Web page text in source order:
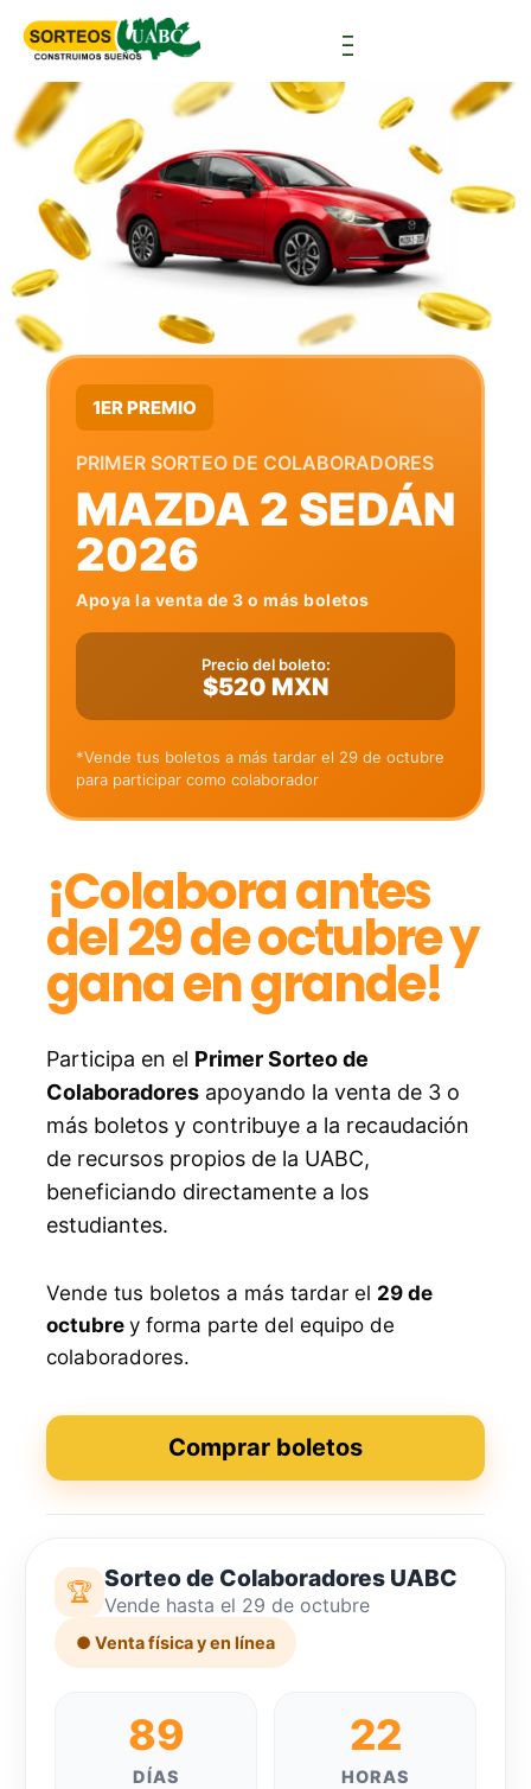
¡Colabora antes
del 29 de octubre y
gana en grande!
Participa en el Primer Sorteo de
Colaboradores apoyando la venta de 3 o
más boletos y contribuye a la recaudación
de recursos propios de la UABC,
beneficiando directamente a los
estudiantes.
Vende tus boletos a más tardar el 29 de
octubre y forma parte del equipo de
colaboradores.
Comprar boletos
1ER PREMIO
PRIMER SORTEO DE COLABORADORES
MAZDA 2 SEDÁN
2026
Apoya la venta de 3 o más boletos
Precio del boleto:
$520 MXN
*Vende tus boletos a más tardar el 29 de octubre
para participar como colaborador
🏆 Sorteo de Colaboradores UABC
Vende hasta el 29 de octubre
● Venta física y en línea
89
DÍAS
22
HORAS